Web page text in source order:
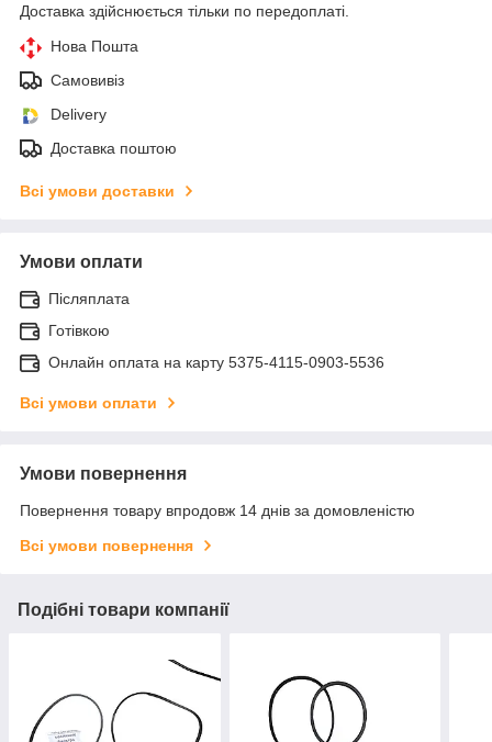
Доставка здійснюється тільки по передоплаті.
Нова Пошта
Самовивіз
Delivery
Доставка поштою
Всі умови доставки
Умови оплати
Післяплата
Готівкою
Онлайн оплата на карту 5375-4115-0903-5536
Всі умови оплати
Умови повернення
Повернення товару впродовж 14 днів за домовленістю
Всі умови повернення
Подібні товари компанії